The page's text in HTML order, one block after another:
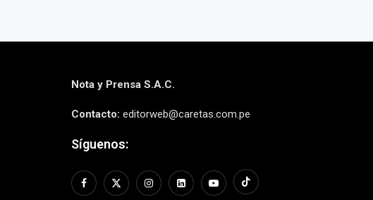
Nota y Prensa S.A.C.
Contacto: editorweb@caretas.com.pe
Síguenos: